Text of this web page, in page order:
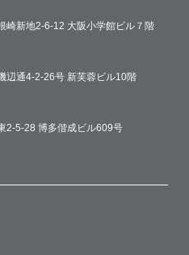
崎新地2-6-12 大阪小学館ビル７階
辺通4-2-26号 新芙蓉ビル10階
2-5-28 博多偕成ビル609号